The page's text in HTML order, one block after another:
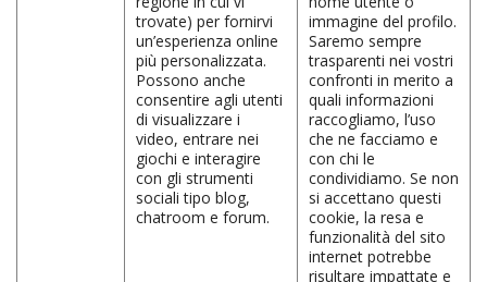
trovate) per fornirvi
un’esperienza online
più personalizzata.
Possono anche
consentire agli utenti
di visualizzare i
video, entrare nei
giochi e interagire
con gli strumenti
sociali tipo blog,
chatroom e forum.
immagine del profilo.
Saremo sempre
trasparenti nei vostri
confronti in merito a
quali informazioni
raccogliamo, l’uso
che ne facciamo e
con chi le
condividiamo. Se non
si accettano questi
cookie, la resa e
funzionalità del sito
internet potrebbe
risultare impattate e